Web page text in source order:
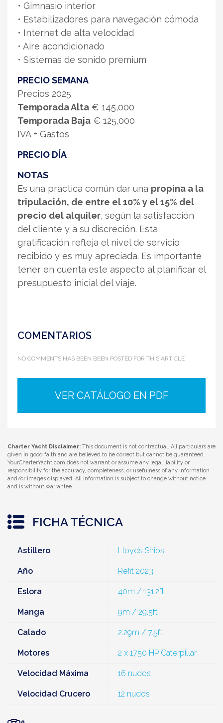
• Gimnasio interior
• Estabilizadores para navegación cómoda
• Internet de alta velocidad
• Aire acondicionado
• Sistemas de sonido premium
PRECIO SEMANA
Precios 2025
Temporada Alta € 145,000
Temporada Baja € 125,000
IVA + Gastos
PRECIO DÍA
NOTAS
Es una práctica común dar una propina a la
tripulación, de entre el 10% y el 15% del
precio del alquiler, según la satisfacción
del cliente y a su discreción. Esta
gratificación refleja el nivel de servicio
recibido y es muy apreciada. Es importante
tener en cuenta este aspecto al planificar el
presupuesto inicial del viaje.
COMENTARIOS
NO COMMENTS HAS BEEN BEEN POSTED FOR THIS ARTICLE
VER CATÁLOGO EN PDF
Charter Yacht Disclaimer: This document is not contractual. All particulars are
given in good faith and are believed to be correct but cannot be guaranteed.
YourCharterYacht.com does not warrant or assume any legal liability or
responsibility for the accuracy, completeness, or usefulness of any information
and/or images displayed. All information is subject to change without notice
and is without warrantee.
FICHA TÉCNICA
Astillero Lloyds Ships
Año Refit 2023
Eslora 40m / 131.2ft
Manga 9m / 29.5ft
Calado 2.29m / 7.5ft
Motores 2 x 1750 HP Caterpillar
Velocidad Máxima 16 nudos
Velocidad Crucero 12 nudos